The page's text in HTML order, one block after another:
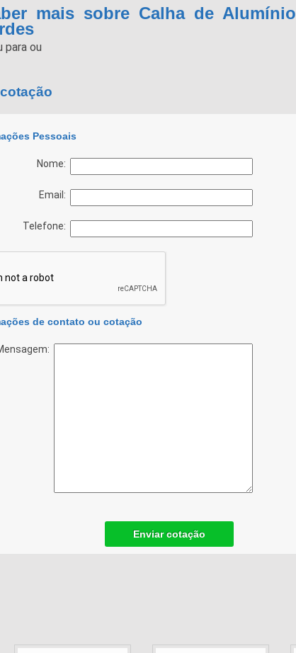
mais sobre Calha de
para ou
Pessoais
Nome:
Email:
Telefone:
de contato ou cotação
Enviar cotação